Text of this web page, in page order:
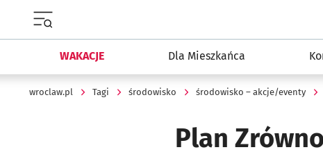
WAKACJE Dla Mieszkańca
wroclaw.pl Tagi środowisko środowisko – akcje/eventy
Plan